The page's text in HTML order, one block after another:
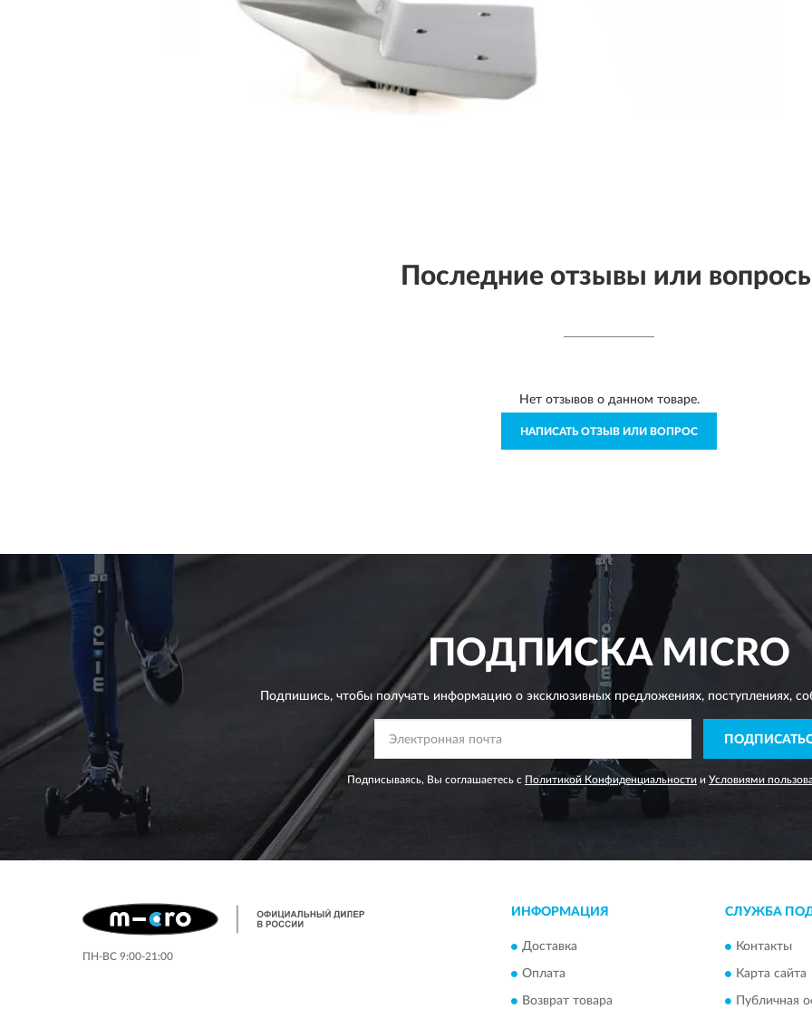
Последние отзывы или
Нет отзывов о данном товаре.
НАПИСАТЬ ОТЗЫВ ИЛИ ВОПРОС
ПОДПИСКАMICRO
Подпишись, чтобы получать информацию о эксклюзивных предложениях,поступлениях,
Подписываясь, Вы соглашаетесь с Политикой Конфиденциальности и Условиями
ПН-ВС 9:00-21:00
ИНФОРМАЦИЯ
Доставка
Оплата
Возврат товара
СЛУЖБА
Контакты
Карта сайта
Публичная